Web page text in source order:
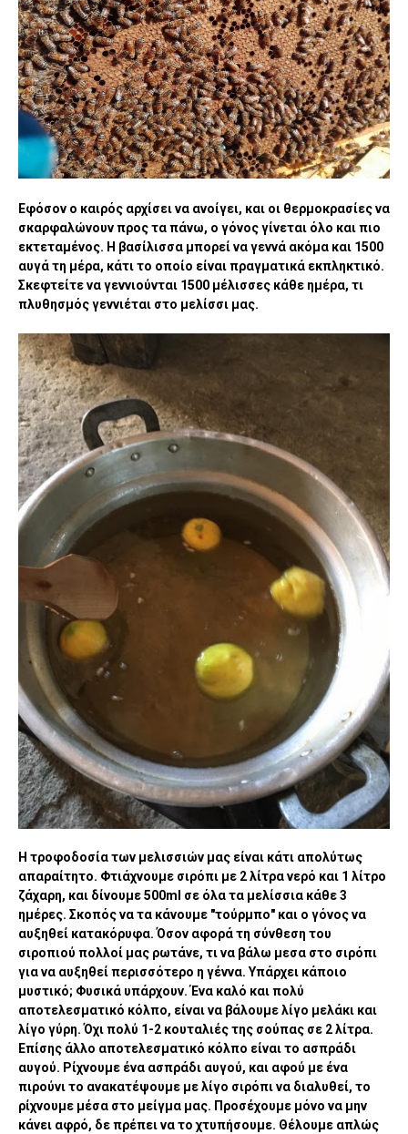
Εφόσον ο καιρός αρχίσει να ανοίγει, και οι θερμοκρασίες να
σκαρφαλώνουν προς τα πάνω, ο γόνος γίνεται όλο και πιο
εκτεταμένος. Η βασίλισσα μπορεί να γεννά ακόμα και 1500
αυγά τη μέρα, κάτι το οποίο είναι πραγματικά εκπληκτικό.
Σκεφτείτε να γεννιούνται 1500 μέλισσες κάθε ημέρα, τι
πλυθησμός γεννιέται στο μελίσσι μας.
Η τροφοδοσία των μελισσιών μας είναι κάτι απολύτως
απαραίτητο. Φτιάχνουμε σιρόπι με 2 λίτρα νερό και 1 λίτρο
ζάχαρη, και δίνουμε 500ml σε όλα τα μελίσσια κάθε 3
ημέρες. Σκοπός να τα κάνουμε "τούρμπο" και ο γόνος να
αυξηθεί κατακόρυφα. Όσον αφορά τη σύνθεση του
σιροπιού πολλοί μας ρωτάνε, τι να βάλω μεσα στο σιρόπι
για να αυξηθεί περισσότερο η γέννα. Υπάρχει κάποιο
μυστικό; Φυσικά υπάρχουν. Ένα καλό και πολύ
αποτελεσματικό κόλπο, είναι να βάλουμε λίγο μελάκι και
λίγο γύρη. Όχι πολύ 1-2 κουταλιές της σούπας σε 2 λίτρα.
Επίσης άλλο αποτελεσματικό κόλπο είναι το ασπράδι
αυγού. Ρίχνουμε ένα ασπράδι αυγού, και αφού με ένα
πιρούνι το ανακατέψουμε με λίγο σιρόπι να διαλυθεί, το
ρίχνουμε μέσα στο μείγμα μας. Προσέχουμε μόνο να μην
κάνει αφρό, δε πρέπει να το χτυπήσουμε. Θέλουμε απλώς